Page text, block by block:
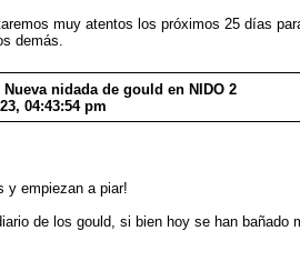
muy atentos los próximos 25 días
demás.
nidada de gould en NIDO 2
04:43:54 pm
y empiezan a piar!
de los gould, si bien hoy se han